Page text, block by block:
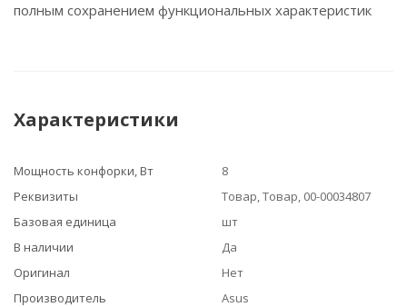
полным сохранением функциональных характеристик
Характеристики
Мощность конфорки, Вт
8
Реквизиты
Товар, Товар, 00-00034807
Базовая единица
шт
В наличии
Да
Оригинал
Нет
Производитель
Asus